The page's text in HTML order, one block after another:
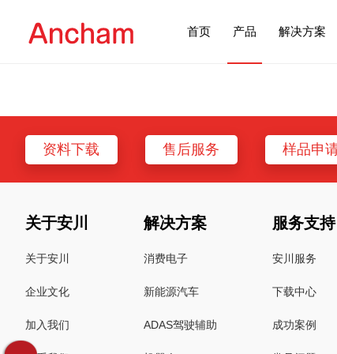
首页 产品 解决方案
资料下载 售后服务 样品申
关于安川
关于安川
企业文化
加入我们
解决方案
消费电子
新能源汽车
ADAS驾驶辅助
服务支持
安川服务
下载中心
成功案例